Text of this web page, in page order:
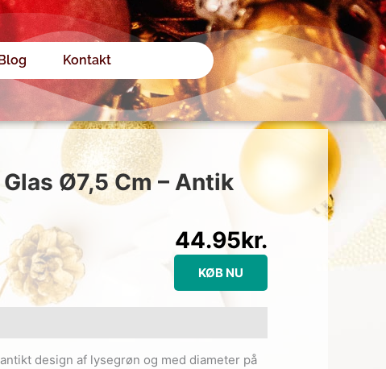
Kontakt
Ø7,5 Cm – Antik
44.95kr.
KØB NU
design af lysegrøn og med diameter på